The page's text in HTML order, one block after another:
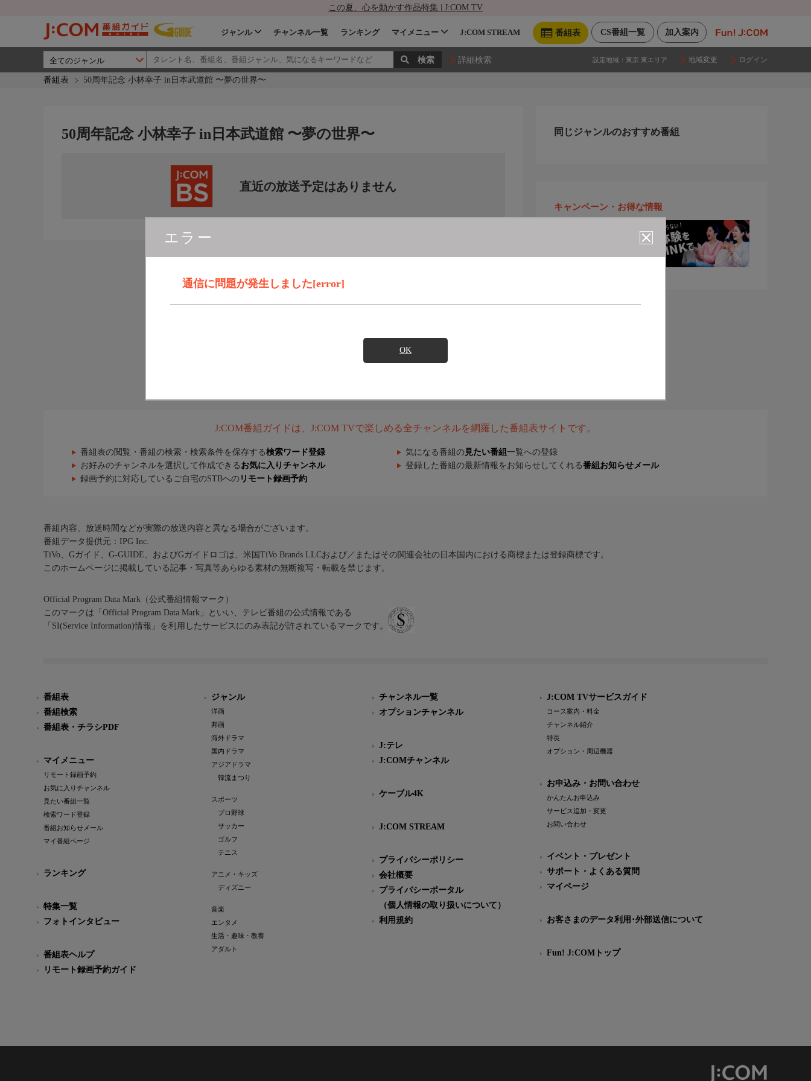
この夏、心を動かす作品特集 | J:COM TV
加入案内
CS番組一覧
番組表
ジャンル チャンネル一覧 ランキング マイメニュー J:COM STREAM
詳細検索 設定地域： 東京 東エリア 地域変更 ログイン
番組表 50周年記念 小林幸子 in日本武道館 〜夢の世界〜
エラー
通信に問題が発生しました[error]
OK
50周年記念 小林幸子 in日本武道館 〜夢の世界〜
直近の放送予定はありません
同じジャンルのおすすめ番組
キャンペーン・お得な情報
J:COM番組ガイドは、J:COM TVで楽しめる全チャンネルを網羅した番組表サイトです。
番組表の閲覧・番組の検索・検索条件を保存する検索ワード登録 気になる番組の 見たい番組 一覧への登録
お好みのチャンネルを選択して作成できる お気に入りチャンネル 登録した番組の最新情報をお知らせしてくれる番組お知らせメール
録画予約に対応しているご自宅のSTBへの リモート録画予約
番組内容、放送時間などが実際の放送内容と異なる場合がございます。
番組データ提供元：IPG Inc.
TiVo、Gガイド、G-GUIDE、およびGガイドロゴは、米国TiVo Brands LLCおよび／またはその関連会社の日本国内における商標または登録商標です。
このホームページに掲載している記事・写真等あらゆる素材の無断複写・転載を禁じます。
Official Program Data Mark（公式番組情報マーク）
このマークは「Official Program Data Mark」といい、テレビ番組の公式情報である
「SI(Service Information)情報」を利用したサービスにのみ表記が許されているマークです。
番組表
番組検索
番組表・チラシPDF
マイメニュー
リモート録画予約
お気に入りチャンネル
見たい番組一覧
検索ワード登録
番組お知らせメール
マイ番組ページ
ランキング
特集一覧
フォトインタビュー
番組表ヘルプ
リモート録画予約ガイド
ジャンル
洋画
邦画
海外ドラマ
国内ドラマ
アジアドラマ
韓流まつり
スポーツ
プロ野球
サッカー
ゴルフ
テニス
アニメ・キッズ
ディズニー
音楽
エンタメ
生活・趣味・教養
アダルト
チャンネル一覧
オプションチャンネル
J:テレ
J:COMチャンネル
ケーブル4K
J:COM STREAM
プライバシーポリシー
会社概要
プライバシーポータル
（個人情報の取り扱いについて）
利用規約
J:COM TVサービスガイド
コース案内・料金
チャンネル紹介
特長
オプション・周辺機器
お申込み・お問い合わせ
かんたんお申込み
サービス追加・変更
お問い合わせ
イベント・プレゼント
サポート・よくある質問
マイページ
お客さまのデータ利用･外部送信について
Fun! J:COMトップ